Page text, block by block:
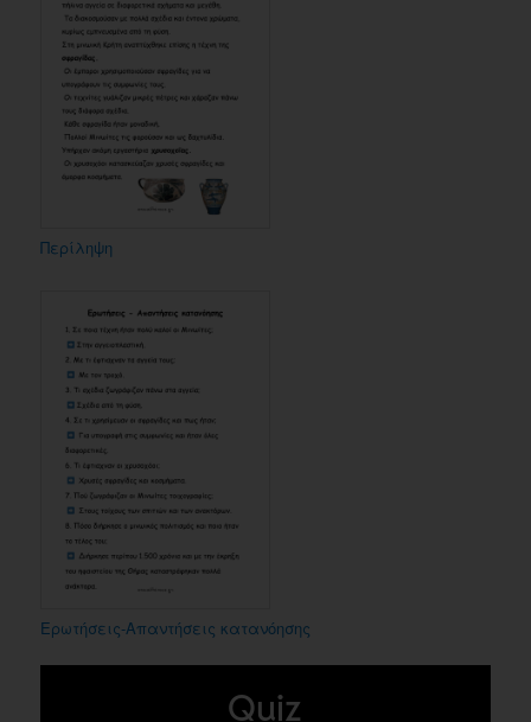
Περίληψη
Ερωτήσεις-Απαντήσεις κατανόησης